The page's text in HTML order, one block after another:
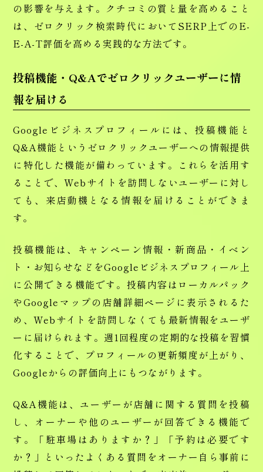
の影響を与えます。クチコミの質と量を高めること
は、ゼロクリック検索時代においてSERP上でのE-
E-A-T評価を高める実践的な方法です。
投稿機能・Q&Aでゼロクリックユーザーに情
報を届ける
Googleビジネスプロフィールには、投稿機能と
Q&A機能というゼロクリックユーザーへの情報提供
に特化した機能が備わっています。これらを活用す
ることで、Webサイトを訪問しないユーザーに対し
ても、来店動機となる情報を届けることができま
す。
投稿機能は、キャンペーン情報・新商品・イベン
ト・お知らせなどをGoogleビジネスプロフィール上
に公開できる機能です。投稿内容はローカルパック
やGoogleマップの店舗詳細ページに表示されるた
め、Webサイトを訪問しなくても最新情報をユーザ
ーに届けられます。週1回程度の定期的な投稿を習慣
化することで、プロフィールの更新頻度が上がり、
Googleからの評価向上にもつながります。
Q&A機能は、ユーザーが店舗に関する質問を投稿
し、オーナーや他のユーザーが回答できる機能で
す。「駐車場はありますか？」「予約は必要です
か？」といったよくある質問をオーナー自ら事前に